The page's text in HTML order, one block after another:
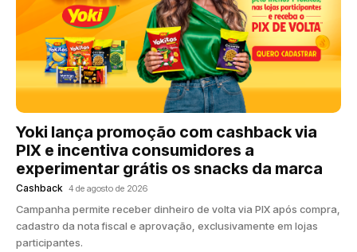
Yoki lança promoção com cashback via
PIX e incentiva consumidores a
experimentar grátis os snacks da marca
Cashback 4 de agosto de 2026
Campanha permite receber dinheiro de volta via PIX após compra,
cadastro da nota fiscal e aprovação, exclusivamente em lojas
participantes.